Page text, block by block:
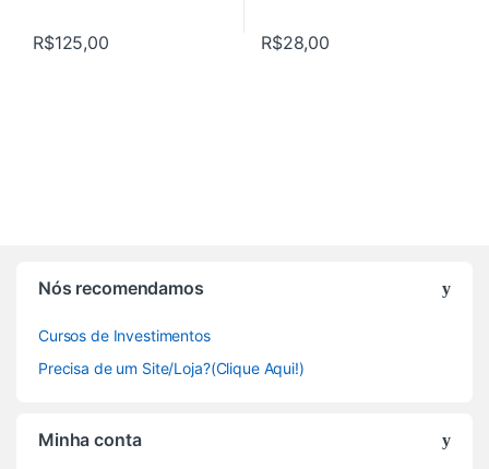
R$125,00 R$28,00
Nós recomendamos
Cursos de Investimentos
Precisa de um Site/Loja?(Clique Aqui!)
Minha conta